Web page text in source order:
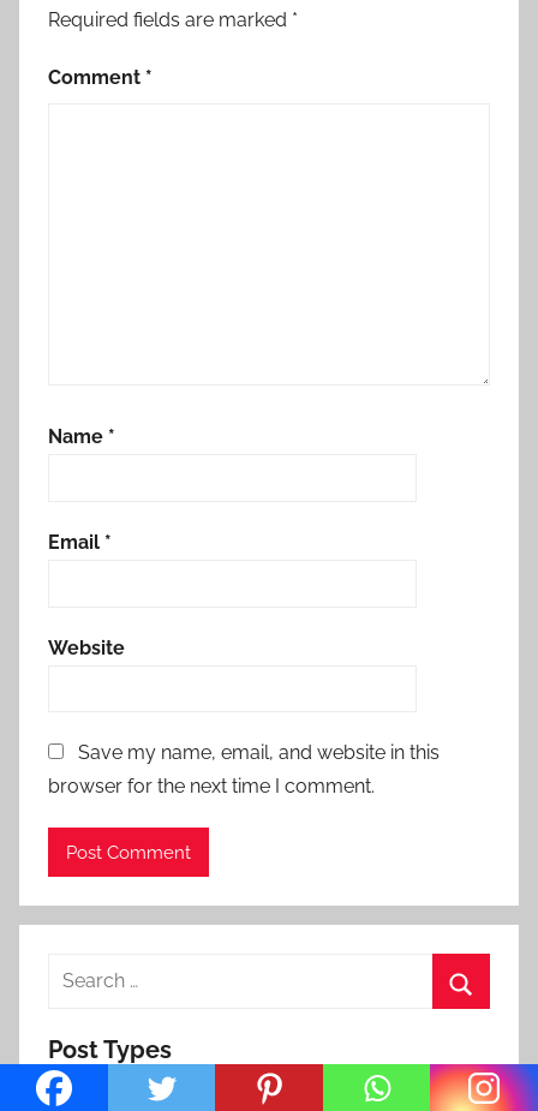
Required fields are marked *
Comment *
Name *
Email *
Website
Save my name, email, and website in this
browser for the next time I comment.
Search
Post Types
Post (285)